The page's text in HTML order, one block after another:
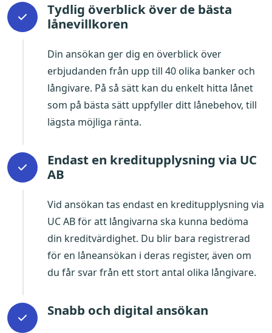
Tydlig överblick över de bästa
lånevillkoren
Din ansökan ger dig en överblick över
erbjudanden från upp till 40 olika banker och
långivare. På så sätt kan du enkelt hitta lånet
som på bästa sätt uppfyller ditt lånebehov, till
lägsta möjliga ränta.
Endast en kreditupplysning via UC
AB
Vid ansökan tas endast en kreditupplysning via
UC AB för att långivarna ska kunna bedöma
din kreditvärdighet. Du blir bara registrerad
för en låneansökan i deras register, även om
du får svar från ett stort antal olika långivare.
Snabb och digital ansökan